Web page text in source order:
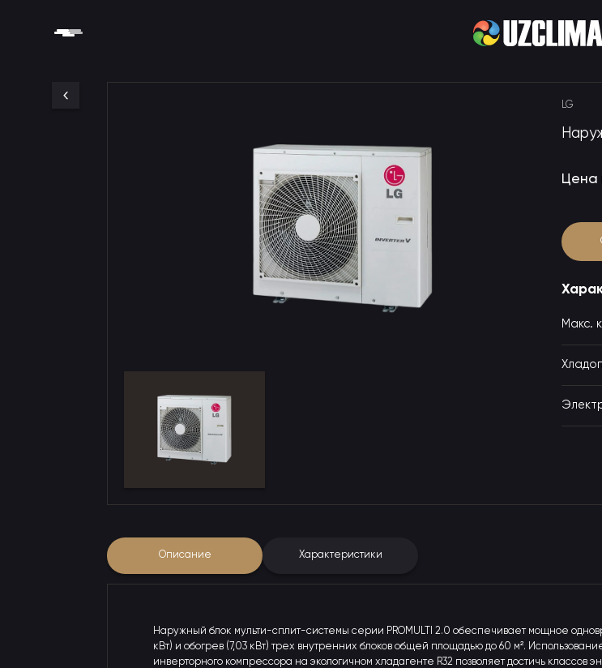
LG
Цена
Макс.
Описание Характеристики
Наружный блок мульти-сплит-системы серии PROMULTI 2.0 обеспечивает мощное
кВт) и обогрев (7,03 кВт) трех внутренних блоков общей площадью до 60 м².
инверторного компрессора на экологичном хладагенте R32 позволяет достичь классов